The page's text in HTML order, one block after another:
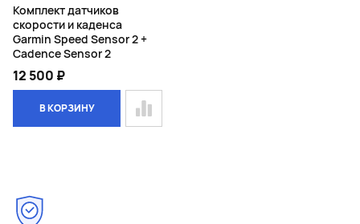
Комплект датчиков
скорости и каденса
Garmin Speed Sensor 2 +
Cadence Sensor 2
12 500 ₽
В КОРЗИНУ